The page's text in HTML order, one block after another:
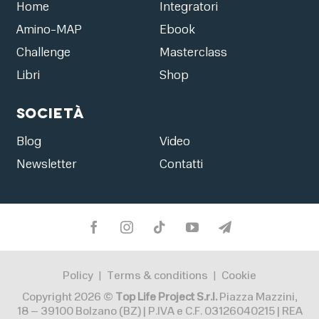
Accedi
Home
Integratori
Amino-MAP
Ebook
Challenge
Masterclass
Libri
Shop
Società
Blog
Video
Newsletter
Contatti
Policy | Terms & conditions | Cookie
Copyright 2026 © Top Life Project S.r.l.Piazza Mazzini,
18 – 39100 Bolzano (BZ) | P.IVA e C.F. 03126040215 | REA